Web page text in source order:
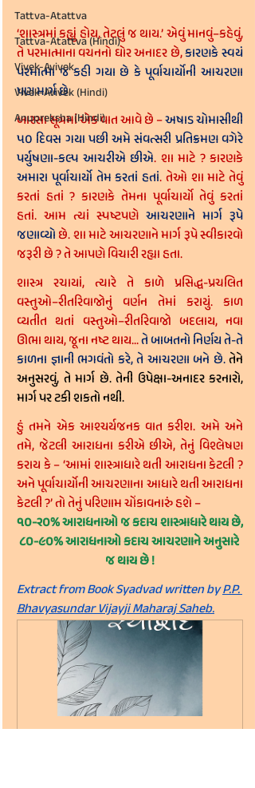
Tattva-Atattva
Tattva-Atattva (Hindi)
Vivek-Avivek
Vivek-Avivek (Hindi)
Anupreksha (Hindi)
‘શાસ્ત્રમાં કહ્યું હોય, તેટલું જ થાય.’ એવું માનવું–કહેવું,
તે પરમાત્માના વચનનો ઘોર અનાદર છે, કારણકે સ્વયં
પરમાત્મા જ કહી ગયા છે કે પૂર્વાચાર્યોની આચરણા
પણ માર્ગ છે.
બારસા સૂત્રમાં એક વાત આવે છે – અષાડ ચોમાસીથી
૫૦ દિવસ ગયા પછી અમે સંવત્સરી પ્રતિક્રમણ વગેરે
પર્યુષણા-કલ્પ આચરીએ છીએ
અમારા પૂર્વાચાર્યો તેમ કરતાં હતાં. તેઓ શા માટે તેવું
કરતાં હતાં ? કારણકે તેમના પૂર્વાચાર્યો તેવું કરતાં
હતાં. આમ ત્યાં સ્પષ્ટપણે આચરણાને માર્ગ રૂપે
જણાવ્યો છે. શા માટે આચરણાને માર્ગ રૂપે સ્વીકારવો
જરૂરી છે ? તે આપણે વિચારી રહ્યા હતા.
શાસ્ત્ર રચાયાં, ત્યારે તે કાળે પ્રસિદ્ધ-પ્રચલિત
વસ્તુઓ–રીતરિવાજોનું વર્ણન તેમાં કરાયું. કાળ
વ્યતીત થતાં વસ્તુઓ–રીતરિવાજો બદલાય, નવા
ઊભા થાય, જૂના નષ્ટ થાય... તે બાબતનો નિર્ણય તે-તે
કાળના જ્ઞાની ભગવંતો કરે, તે આચરણા બને છે. તેને
અનુસરવું, તે માર્ગ છે. તેની ઉપેક્ષા-અનાદર કરનારો,
માર્ગ પર ટકી શકતો નથી.
હું તમને એક આશ્ચર્યજનક વાત કરીશ. અમે અને
તમે, જેટલી આરાધના કરીએ છીએ, તેનું વિશ્લેષણ
કરાય કે – ‘આમાં શાસ્ત્રાધારે થતી આરાધના કેટલી ?
અને પૂર્વાચાર્યોની આચરણાના આધારે થતી આરાધના
કેટલી ?’ તો તેનું પરિણામ ચોંકાવનારું હશે –
૧૦-૨૦% આરાધનાઓ જ કદાચ શાસ્ત્રાધારે થાય છે,
૮૦-૯૦% આરાધનાઓ કદાચ આચરણાને અનુસારે
જ થાય છે !
Extract from Book Syadvad written by P.P.
Bhavyasundar Vijayji Maharaj Saheb.